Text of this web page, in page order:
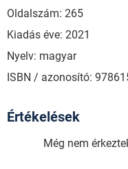
Oldalszám: 265
Kiadás éve: 2021
Nyelv: magyar
ISBN / azonosító:
Értékelések
Még nem